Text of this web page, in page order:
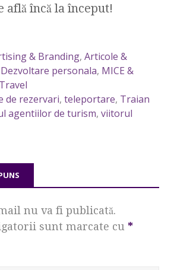
află încă la început!
& Branding, Articole &
Dezvoltare personala, MICE &
Travel
de rezervari, teleportare, Traian
agentiilor de turism, viitorul
nu va fi publicată.
sunt marcate cu *